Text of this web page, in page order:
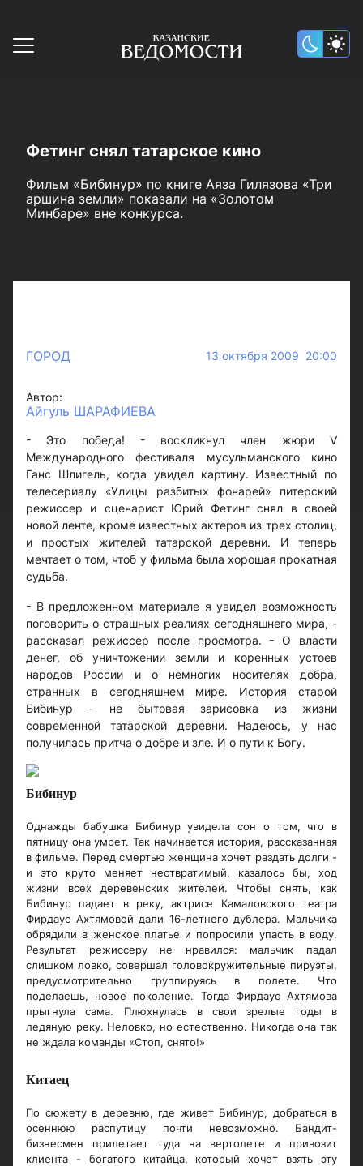
Фетинг снял татарское кино
Фильм «Бибинур» по книге Аяза Гилязова «Три
аршина земли» показали на «Золотом
Минбаре» вне конкурса.
ГОРОД 13 октября 2009 20:00
Автор:
Айгуль ШАРАФИЕВА
- Это победа! - воскликнул член жюри V
Международного фестиваля мусульманского кино
Ганс Шлигель, когда увидел картину. Известный по
телесериалу «Улицы разбитых фонарей» питерский
режиссер и сценарист Юрий Фетинг снял в своей
новой ленте, кроме известных актеров из трех столиц,
и простых жителей татарской деревни. И теперь
мечтает о том, чтоб у фильма была хорошая прокатная
судьба.
- В предложенном материале я увидел возможность
поговорить о страшных реалиях сегодняшнего мира, -
рассказал режиссер после просмотра. - О власти
денег, об уничтожении земли и коренных устоев
народов России и о немногих носителях добра,
странных в сегодняшнем мире. История старой
Бибинур - не бытовая зарисовка из жизни
современной татарской деревни. Надеюсь, у нас
получилась притча о добре и зле. И о пути к Богу.
Бибинур
Однажды бабушка Бибинур увидела сон о том, что в
пятницу она умрет. Так начинается история, рассказанная
в фильме. Перед смертью женщина хочет раздать долги -
и это круто меняет неотвратимый, казалось бы, ход
жизни всех деревенских жителей. Чтобы снять, как
Бибинур падает в реку, актрисе Камаловского театра
Фирдаус Ахтямовой дали 16-летнего дублера. Мальчика
обрядили в женское платье и попросили упасть в воду.
Результат режиссеру не нравился: мальчик падал
слишком ловко, совершал головокружительные пируэты,
предусмотрительно группируясь в полете. Что
поделаешь, новое поколение. Тогда Фирдаус Ахтямова
прыгнула сама. Плюхнулась в свои зрелые годы в
ледяную реку. Неловко, но естественно. Никогда она так
не ждала команды «Стоп, снято!»
Китаец
По сюжету в деревню, где живет Бибинур, добраться в
осеннюю распутицу почти невозможно. Бандит-
бизнесмен прилетает туда на вертолете и привозит
клиента - богатого китайца, который хочет взять эту